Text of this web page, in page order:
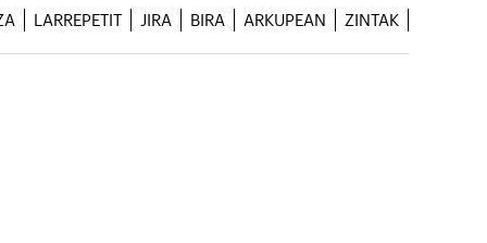
LARREPETIT JIRA BIRA ARKUPEAN ZINTAK